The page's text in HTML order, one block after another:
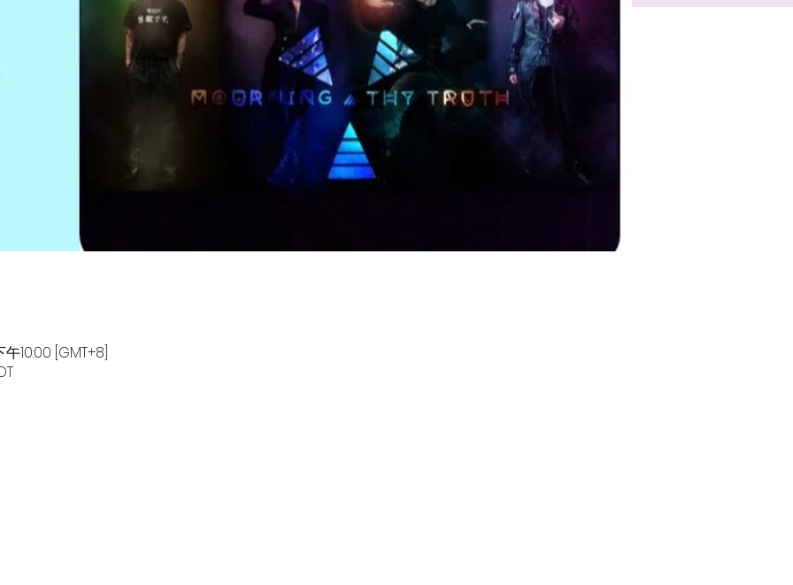
10:00 [GMT+8]